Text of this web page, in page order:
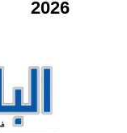
2026